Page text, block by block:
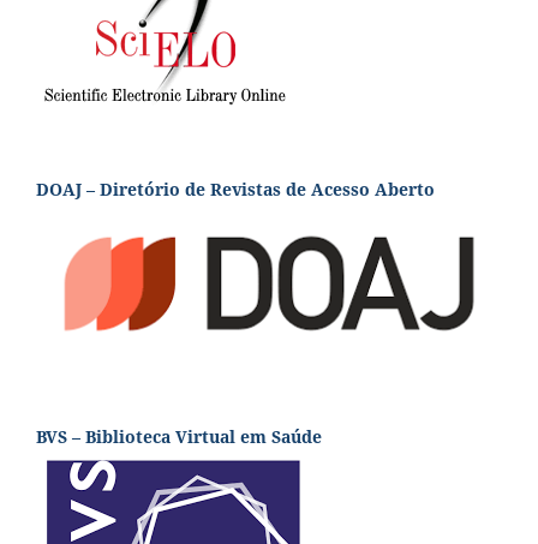
DOAJ – Diretório de Revistas de Acesso Aberto
BVS – Biblioteca Virtual em Saúde